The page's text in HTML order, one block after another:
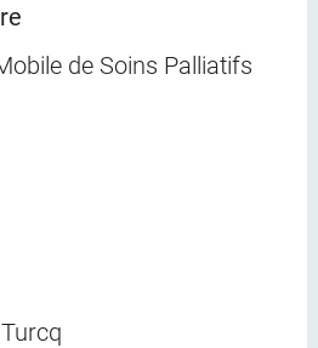
de Soins Palliatifs